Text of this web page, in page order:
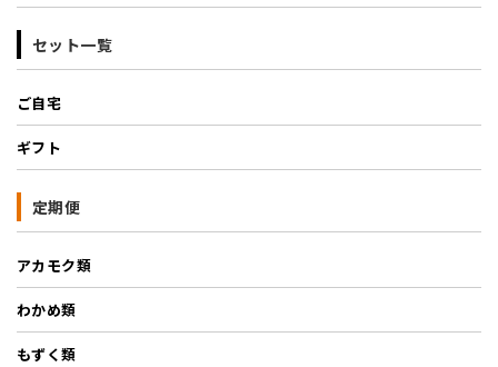
セット一覧
ご自宅
ギフト
定期便
アカモク類
わかめ類
もずく類